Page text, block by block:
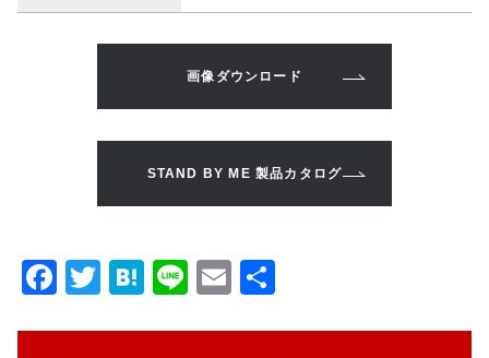
画像ダウンロード
STAND BY ME 製品カタログ
F
T
H
Li
E